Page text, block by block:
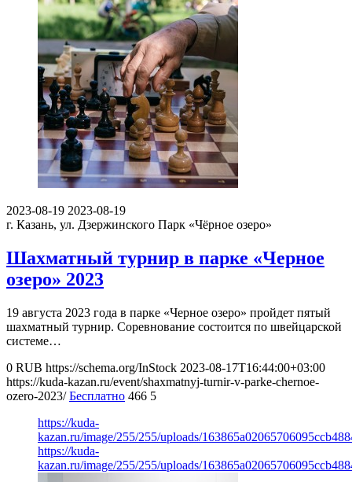
2023-08-19 2023-08-19
г. Казань, ул. Дзержинского Парк «Чёрное озеро»
Шахматный турнир в парке «Черное
озеро» 2023
19 августа 2023 года в парке «Черное озеро» пройдет пятый
шахматный турнир. Соревнование состоится по швейцарской
системе…
0 RUB https://schema.org/InStock 2023-08-17T16:44:00+03:00
https://kuda-kazan.ru/event/shaxmatnyj-turnir-v-parke-chernoe-
ozero-2023/ Бесплатно 466 5
https://kuda-
kazan.ru/image/255/255/uploads/
https://kuda-
kazan.ru/image/255/255/uploads/